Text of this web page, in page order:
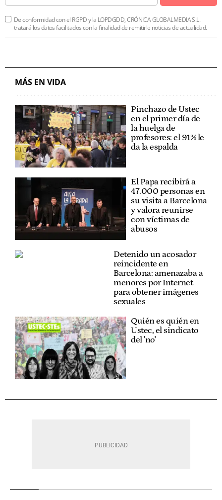
De conformidad con el RGPD y la LOPDGDD, CRÓNICA GLOBALMEDIA S.L.
tratará los datos facilitados con la finalidad de remitirle noticias de actualidad.
MÁS EN VIDA
Pinchazo de Ustec
en el primer día de
la huelga de
profesores: el 91% le
da la espalda
El Papa recibirá a
47.000 personas en
su visita a Barcelona
y valora reunirse
con víctimas de
abusos
Detenido un acosador
reincidente en
Barcelona: amenazaba a
menores por Internet
para obtener imágenes
sexuales
Quién es quién en
Ustec, el sindicato
del 'no'